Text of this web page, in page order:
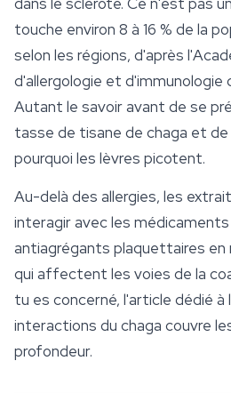
touche environ 8 à 16 % de la
selon les régions, d'après
d'allergologie et d'immunologie
Autant le savoir avant de se
tasse de tisane de chaga et
pourquoi les lèvres picotent.
Au-delà des allergies, les
interagir avec les
antiagrégants plaquettaires en
qui affectent les voies de la
tu es concerné, l'article dédié à
interactions du chaga couvre
profondeur.